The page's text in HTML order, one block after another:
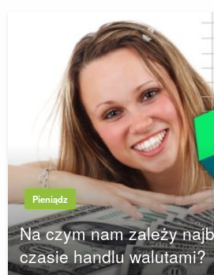
Pieniądz
Na czym nam zależy
czasie handlu walutami?